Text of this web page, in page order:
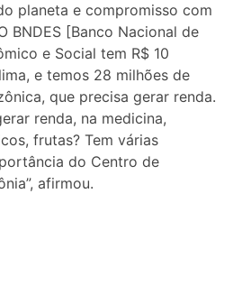
planeta e compromisso com
BNDES [Banco Nacional de
e Social tem R$ 10
e temos 28 milhões de
que precisa gerar renda.
renda, na medicina,
frutas? Tem várias
do Centro de
afirmou.